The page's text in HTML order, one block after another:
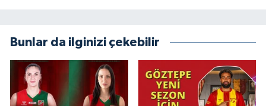
Bunlar da ilginizi çekebilir